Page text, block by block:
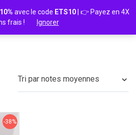
Tri par notes moyennes
-38%
avec le code ETS10 | 👉 Payez en 4X
frais !
Ignorer